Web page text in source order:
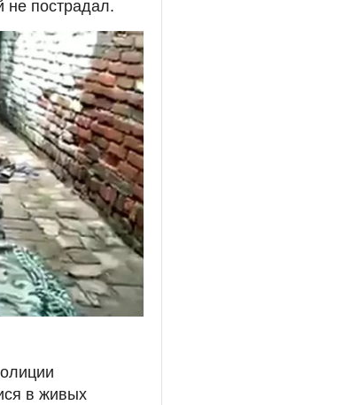
не пострадал.
в живых